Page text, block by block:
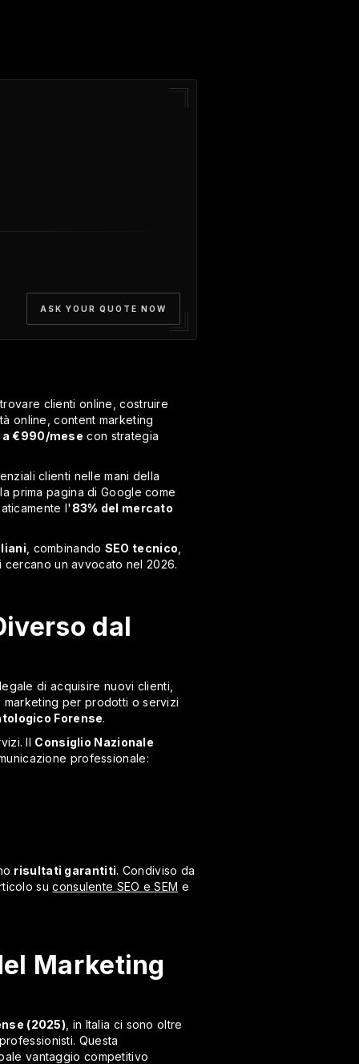
ASK YOUR QUOTE NOW
clienti online, costruire
online, content marketing
a €990/mese con strategia
clienti nelle mani della
prima pagina di Google come
l' 83% del mercato
, combinando SEO tecnico
un avvocato nel 2026.
dal
di acquisire nuovi clienti,
per prodotti o servizi
Forense.
Il Consiglio Nazionale
professionale:
risultati garantiti. Condiviso da
suconsulente SEO e SEM e
Marketing
(2025) , in Italia ci sono oltre
Questa
vantaggio competitivo